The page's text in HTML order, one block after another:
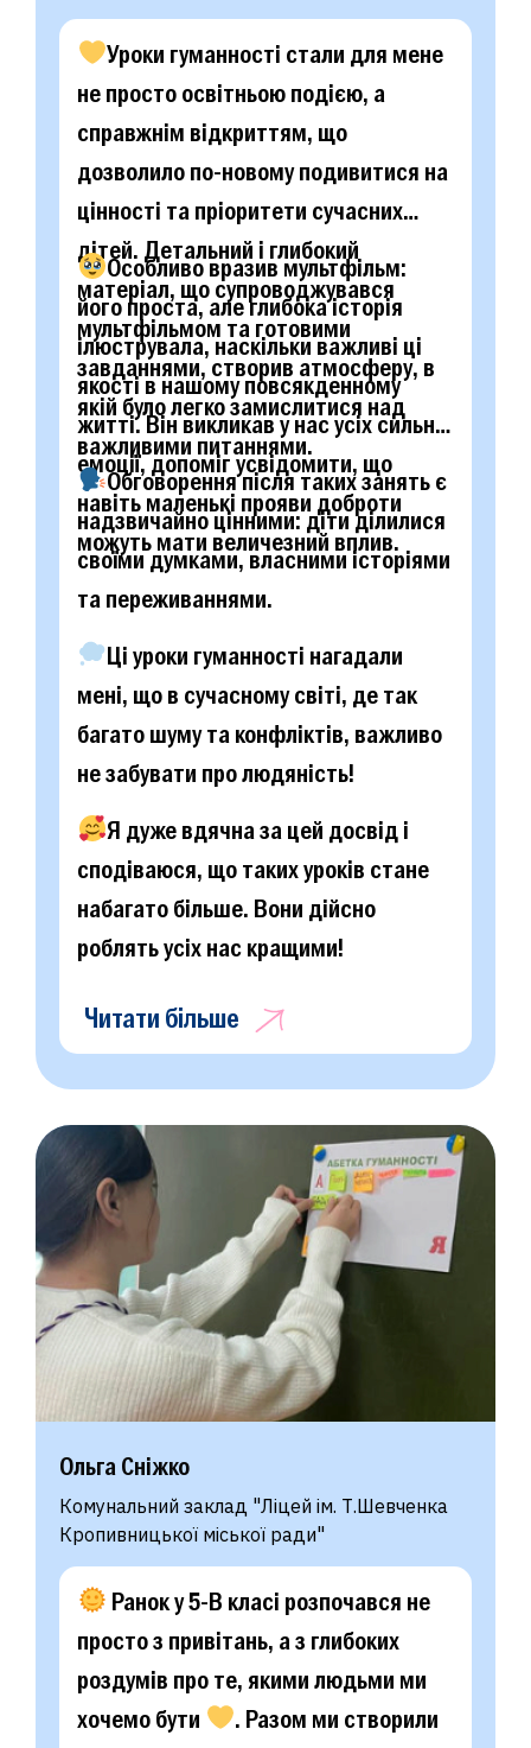
Уроки гуманності стали для мене
не просто освітньою подією, а
справжнім відкриттям, що
дозволило по-новому подивитися на
цінності та пріоритети сучасних
дітей. Детальний і глибокий
матеріал, що супроводжувався
мультфільмом та готовими
завданнями, створив атмосферу, в
якій було легко замислитися над
важливими питаннями.
Особливо вразив мультфільм:
його проста, але глибока історія
ілюструвала, наскільки важливі ці
якості в нашому повсякденному
житті. Він викликав у нас усіх сильні
емоції, допоміг усвідомити, що
навіть маленькі прояви доброти
можуть мати величезний вплив.
Обговорення після таких занять є
надзвичайно цінними: діти ділилися
своїми думками, власними історіями
та переживаннями.
Ці уроки гуманності нагадали
мені, що в сучасному світі, де так
багато шуму та конфліктів, важливо
не забувати про людяність!
Я дуже вдячна за цей досвід і
сподіваюся, що таких уроків стане
набагато більше. Вони дійсно
роблять усіх нас кращими!
Читати більше
Ольга Сніжко
Комунальний заклад "Ліцей ім. Т.Шевченка
Кропивницької міської ради"
Ранок у 5-В класі розпочався не
просто з привітань, а з глибоких
роздумів про те, якими людьми ми
хочемо бути
. Разом ми створили